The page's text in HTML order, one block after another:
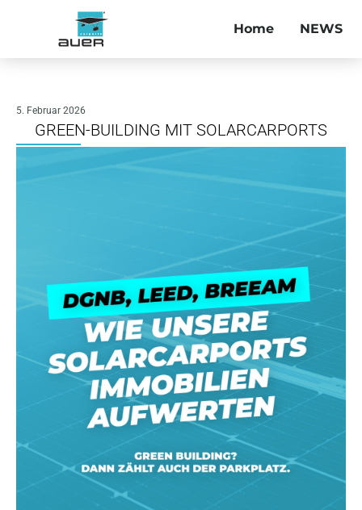
Home NEWS
5. Februar 2026
GREEN-BUILDING MIT SOLARCARPORTS